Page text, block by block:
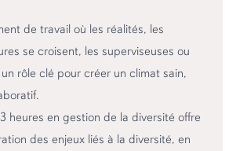
de travail où les réalités, les
se croisent, les superviseuses ou
rôle clé pour créer un climat sain,
heures en gestion de la diversité offre
des enjeux liés à la diversité, en